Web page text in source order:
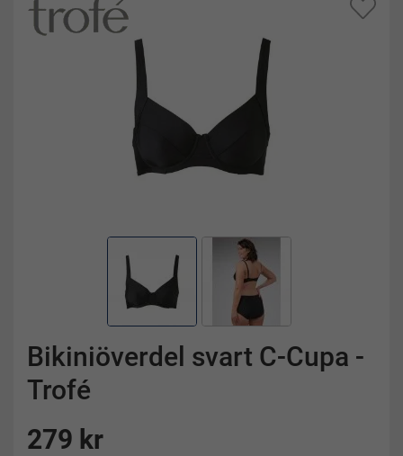
Bikiniöverdel svart C-Cupa -
Trofé
279 kr